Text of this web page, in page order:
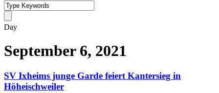
Day
September 6, 2021
SV Ixheims junge Garde feiert Kantersieg in
Höheischweiler